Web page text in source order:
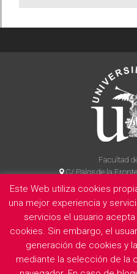
Facultad
C/ Palos de la
954
La Facultad Información legal
E
Este Web utiliza cookies
una mejor experiencia y
servicios el usuario
cookies. Sin embargo, el
generación de cookies y
mediante la selección de la